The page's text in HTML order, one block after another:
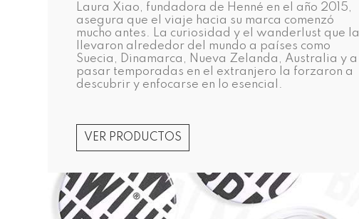
Laura Xiao, fundadora de Henné en el año 2015,
asegura que el viaje hacia su marca comenzó
mucho antes. La curiosidad y el wanderlust que la
llevaron alrededor del mundo a países como
Suecia, Dinamarca, Nueva Zelanda, Australia y a
pasar temporadas en el extranjero la forzaron a
descubrir y enfocarse en lo esencial.
VER PRODUCTOS